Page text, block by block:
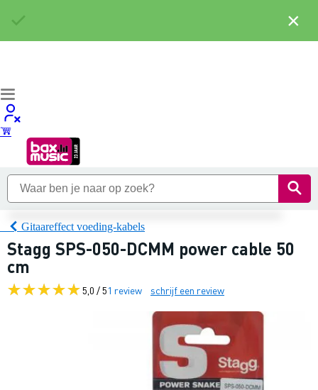
Gitaareffect voeding-kabels
Stagg SPS-050-DCMM power cable 50
cm
5,0 / 51 review schrijf een review
×